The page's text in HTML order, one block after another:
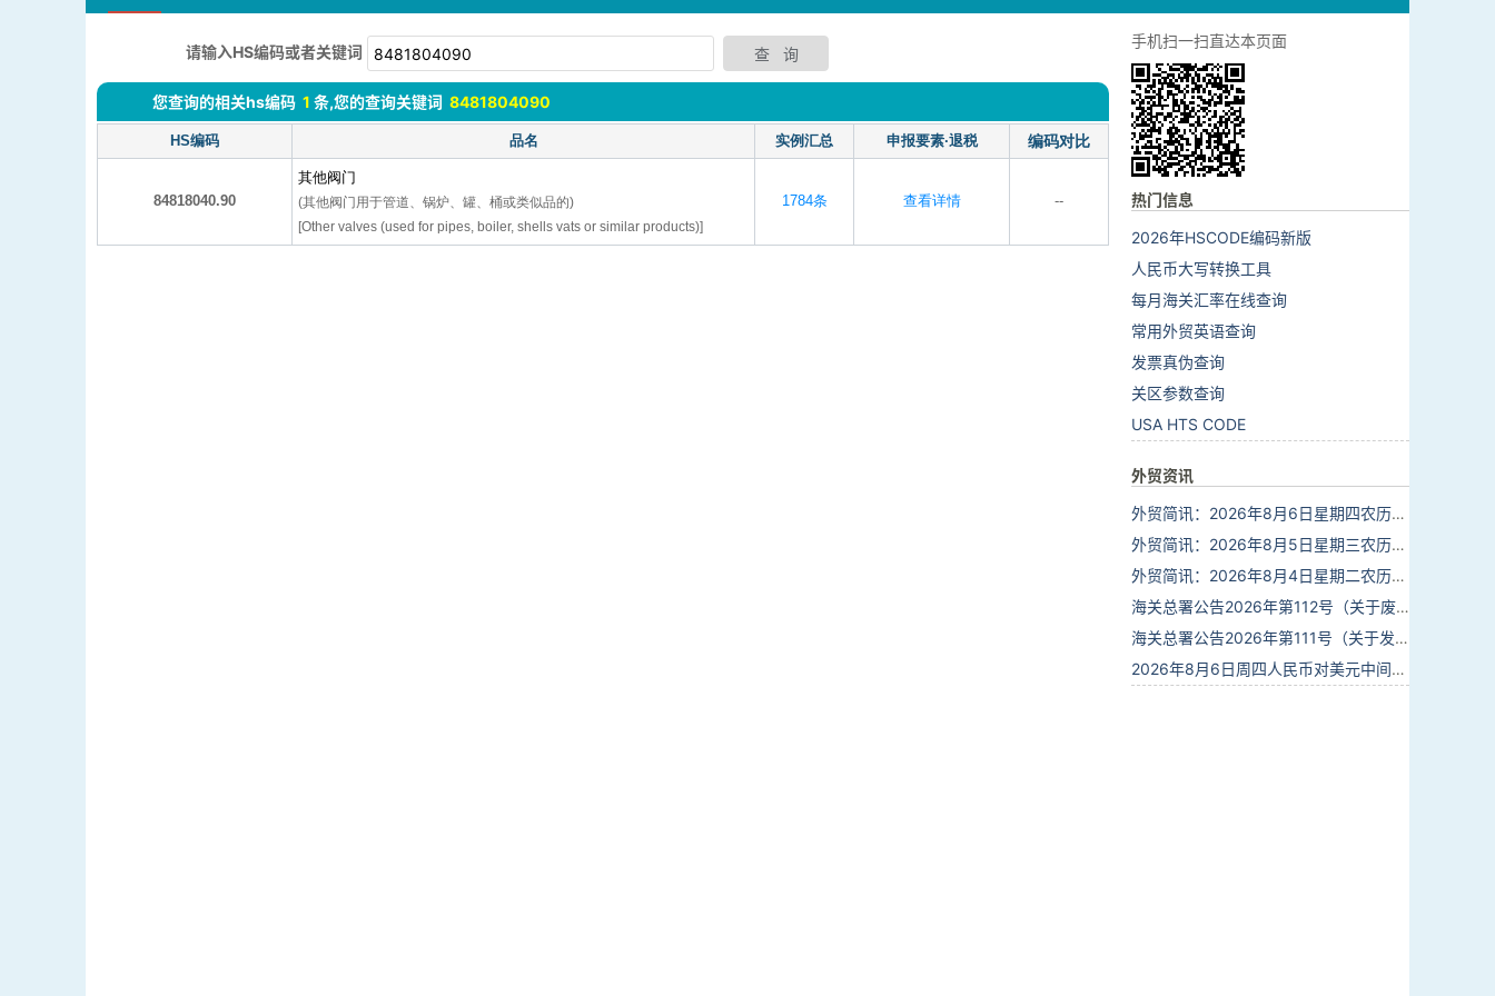
请输入HS编码或者关键词
您查询的相关hs编码 1 条,您的查询关键词 8481804090
HS编码 品名 实例汇总 申报要素·退税 编码对比
84818040.90
其他阀门
(其他阀门用于管道、锅炉、罐、桶或类似品的)
[Other valves (used for pipes, boiler, shells vats or similar products)]
1784条 查看详情 --
手机扫一扫直达本页面
热门信息
2026年HSCODE编码新版
人民币大写转换工具
每月海关汇率在线查询
常用外贸英语查询
发票真伪查询
关区参数查询
USA HTS CODE
外贸资讯
外贸简讯：2026年8月6日星期四农历六月廿四
外贸简讯：2026年8月5日星期三农历六月廿三
外贸简讯：2026年8月4日星期二农历六月廿二
海关总署公告2026年第112号（关于废止部分卫生检疫类规范性文件的公告）
海关总署公告2026年第111号（关于发布《进出境动植物检疫处理监督管理工作规定》《进出境卫生处理监督管理工作规定》的公告）
2026年8月6日周四人民币对美元中间价报6.7895调贬6个基点